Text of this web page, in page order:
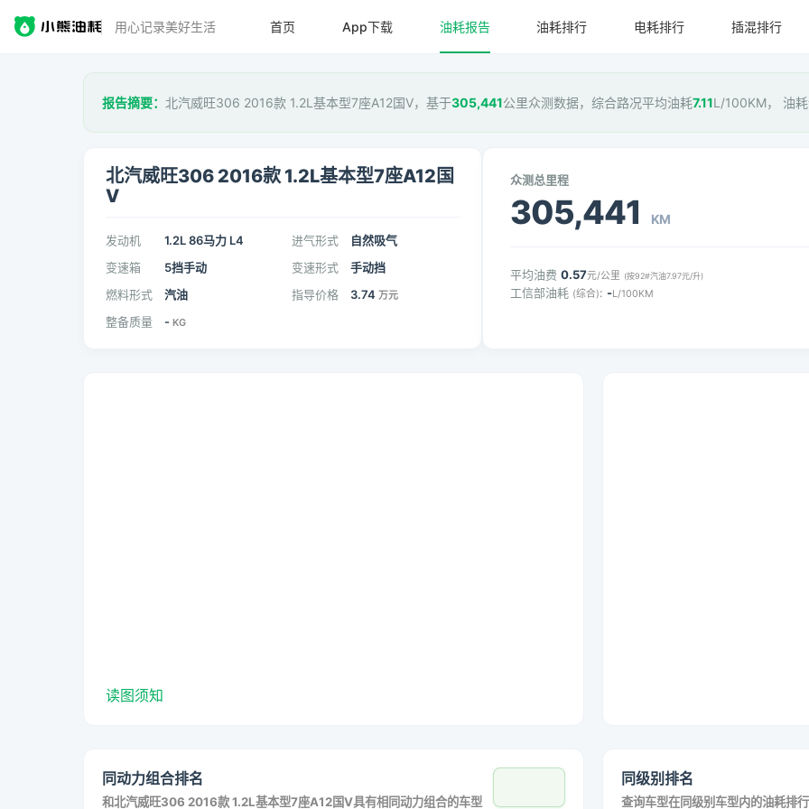
用心记录美好生活 首页 App下载 油耗报告 油耗排行 电耗排行 插混排行
报告摘要： 北汽威旺306 2016款 1.2L基本型7座A12国V，基于305,441公里众测数据，综合路况平均油耗7.11L/100KM， 油
北汽威旺306 2016款 1.2L基本型7座A12国
V
发动机 1.2L 86马力 L4 进气形式
自然吸气
变速箱
5挡手动 变速形式
手动挡
燃料形式
汽油 指导价格 3.74 万元
整备质量 - KG
众测总里程
305,441 KM
平均油费 0.57元/公里 (按92#汽油7.97元/升)
工信部油耗 (综合): -L/100KM
读图须知
同动力组合排名
和北汽威旺306 2016款 1.2L基本型7座A12国V具有相同动力组合的车型
同级别排名
查询车型在同级别车型内的油耗排